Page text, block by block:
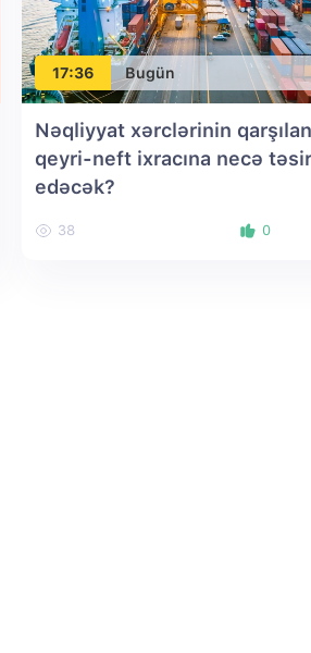
17:36 Bugün
Nəqliyyat xərclərinin
qeyri-neft ixracına necə təsir
edəcək?
38 0